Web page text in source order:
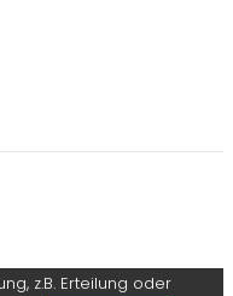
z.B. Erteilung oder